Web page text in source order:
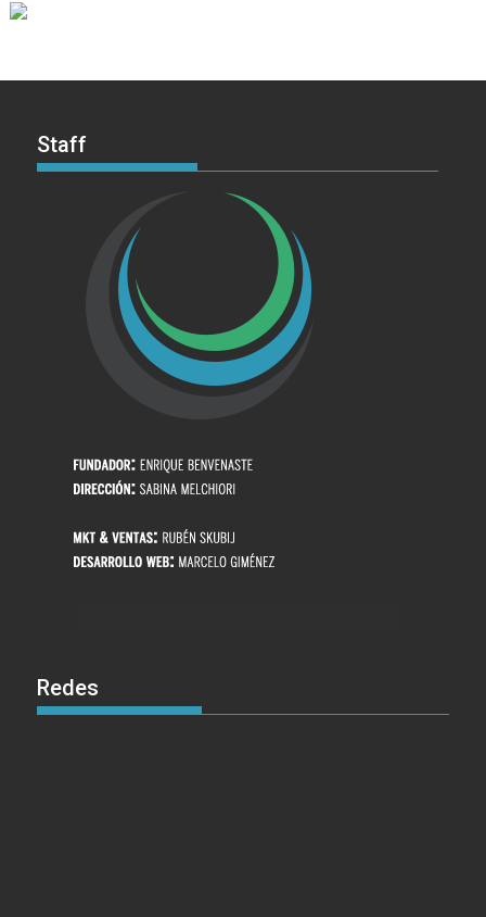
Staff
Redes